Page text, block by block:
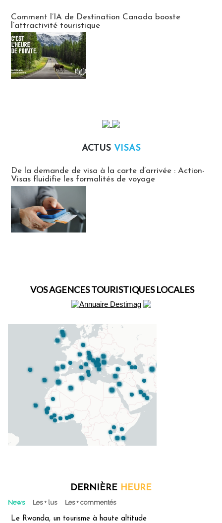
Comment l’IA de Destination Canada booste
l’attractivité touristique
ACTUS VISAS
De la demande de visa à la carte d’arrivée : Action-
Visas fluidifie les formalités de voyage
VOS AGENCES TOURISTIQUES LOCALES
DERNIÈRE HEURE
News Les + lus Les + commentés
Le Rwanda, un tourisme à haute altitude